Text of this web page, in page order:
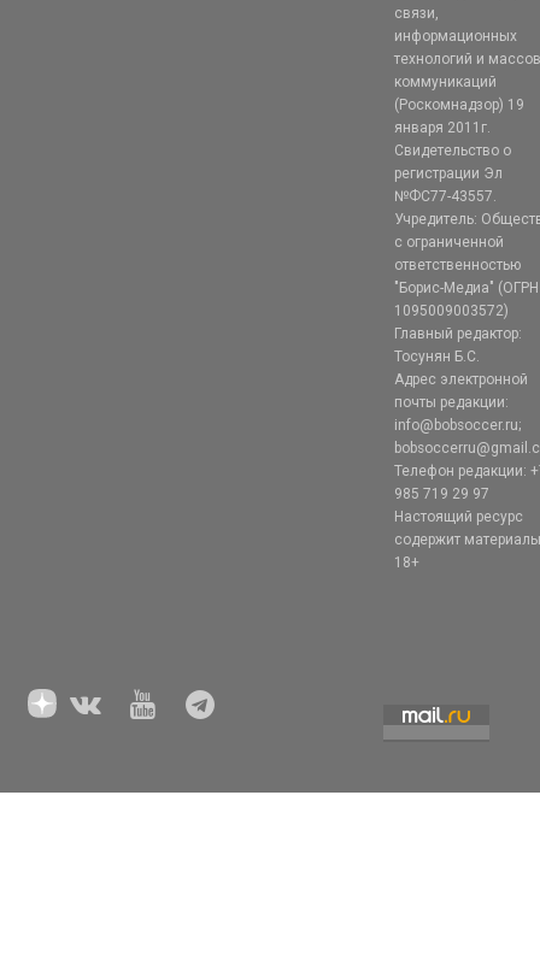
связи,
информационных
технологий и
коммуникаций
(Роскомнадзор) 19
января 2011г.
Свидетельство о
регистрации Эл
№ФС77-43557.
Учредитель:
с ограниченной
ответственностью
"Борис-Медиа" (ОГРН
1095009003572)
Главный редактор:
Тосунян Б.С.
Адрес электронной
почты редакции:
info@bobsoccer.ru;
Телефон редакции:
985 719 29 97
Настоящий ресурс
содержит
18+